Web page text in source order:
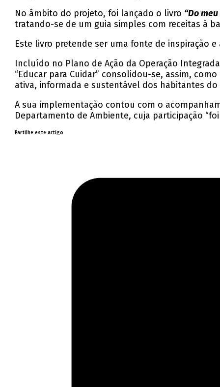
No âmbito do projeto, foi lançado o livro “Do
tratando-se de um guia simples com receitas à
Este livro pretende ser uma fonte de inspiração
Incluído no Plano de Ação da Operação
“Educar para Cuidar” consolidou-se, assim,
ativa, informada e sustentável dos habitantes
A sua implementação contou com o
Departamento de Ambiente, cuja participação
Partilhe este artigo